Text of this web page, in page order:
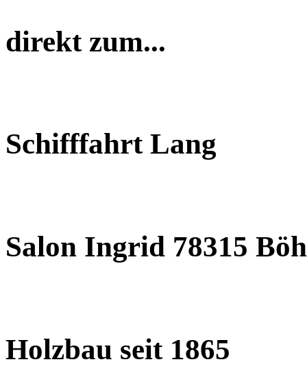
direkt zum...
Schifffahrt Lang
Salon Ingrid 78315
Holzbau seit 1865